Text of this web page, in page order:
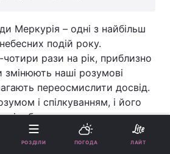
Меркурія – одні з найбільш
подій року.
рази на рік, приблизно
змінюють наші розумові
переосмислити досвід.
і спілкуванням, і його
відображає, як ми
у відносинах та
РОЗДІЛИ ПОГОДА ЛАЙТ